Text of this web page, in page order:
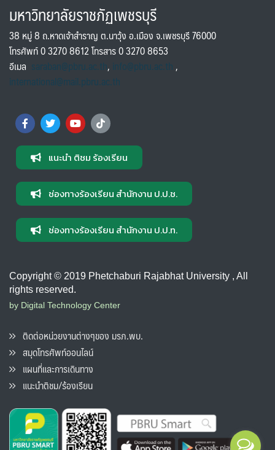
มหาวิทยาลัยราชภัฏเพชรบุรี
38 หมู่ 8 ถ.หาดเจ้าสำราญ ต.นาวุ้ง อ.เมือง จ.เพชรบุรี 76000
โทรศัพท์ 0 3270 8612 โทรสาร 0 3270 8653
อีเมล saraban@pbru.ac.th, info@pbru.ac.th,
international@mail.pbru.ac.th
แนะนำ ติชม ร้องเรียน
ช่องทางร้องเรียน สำนักงาน ป.ป.ช.
ช่องทางร้องเรียน สำนักงาน ป.ป.ท.
Copyright © 2019 Phetchaburi Rajabhat University , All
rights reserved.
by Digital Technology Center
ติดต่อหน่วยงานต่างๆของ มรภ.พบ.
สมุดโทรศัพท์ออนไลน์
แผนที่และการเดินทาง
แนะนำติชม/ร้องเรียน